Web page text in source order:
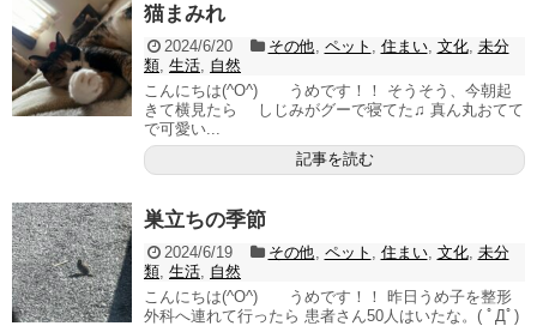
猫まみれ
2024/6/20 その他 ペット 住まい, 文化, 未分
類 生活 自然
こんにちは(^O^) うめです！！ そうそう、今朝起
きて横見たら しじみがグーで寝てた♫ 真ん丸おてて
で可愛い...
記事を読む
巣立ちの季節
2024/6/19 その他 ペット 住まい, 文化, 未分
類 生活 自然
こんにちは(^O^) うめです！！ 昨日うめ子を整形
外科へ連れて行ったら 患者さん50人はいたな。( ﾟДﾟ)